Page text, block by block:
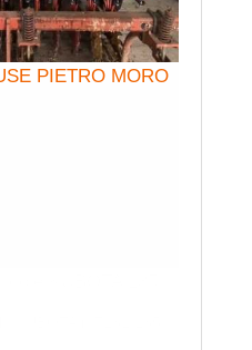
PIETRO MORO